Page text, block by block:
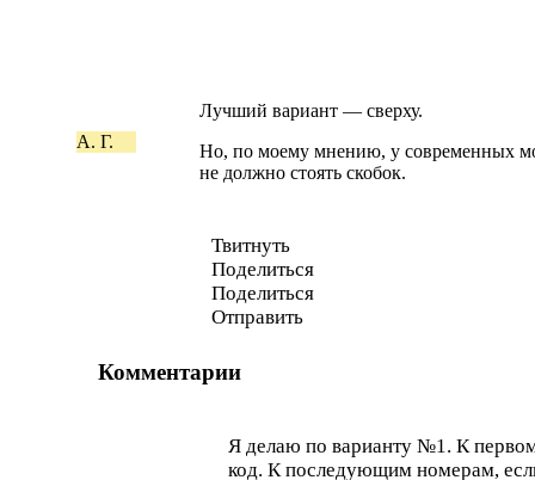
А. Г.
Лучший вариант — сверху.
Но, по моему мнению, у современных
не должно стоять скобок.
Твитнуть
Поделиться
Поделиться
Отправить
Комментарии
Я делаю по варианту №1. К
код. К последующим номерам,